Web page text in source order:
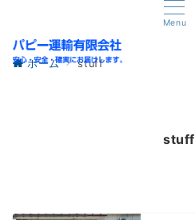
Menu
ホーム stuff
stuff